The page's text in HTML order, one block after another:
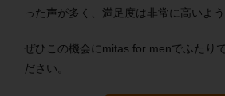
った声が多く、満足度は非常に高いよう
ぜひこの機会にmitas for menでふたり
ださい。